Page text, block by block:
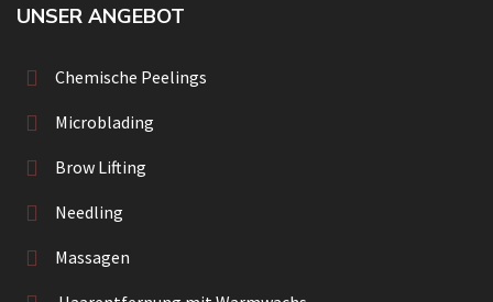
UNSER ANGEBOT
Chemische Peelings
Microblading
Brow Lifting
Needling
Massagen